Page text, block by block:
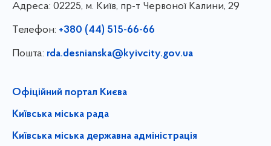
Адреса: 02225, м. Київ, пр-т Червоної Калини, 29
Телефон: +380 (44) 515-66-66
Пошта: rda.desnianska@kyivcity.gov.ua
Офіційний портал Києва
Київська міська рада
Київська міська державна адміністрація